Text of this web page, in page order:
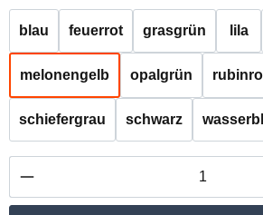
blau feuerrot grasgrün lila
melonengelb opalgrün
schiefergrau schwarz
Produkt Anzahl: Gib den